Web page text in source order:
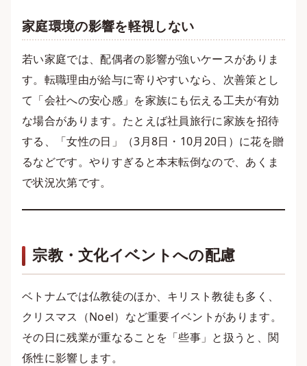
家庭環境の影響を軽視しない
若い家庭では、配偶者の影響が強いケースがありま
す。転職理由が給与に寄りやすいなら、次善策とし
て「会社への安心感」を家族にも伝える工夫が有効
な場合があります。たとえば社員旅行に家族を招待
する、「女性の日」（3月8日・10月20日）に花を贈
るなどです。やりすぎると本末転倒なので、あくま
で状況次第です。
宗教・文化イベントへの配慮
ベトナムでは仏教徒のほか、キリスト教徒も多く、
クリスマス（Noel）など重要イベントがあります。
その日に残業が重なることを「些事」と扱うと、関
係性に影響します。